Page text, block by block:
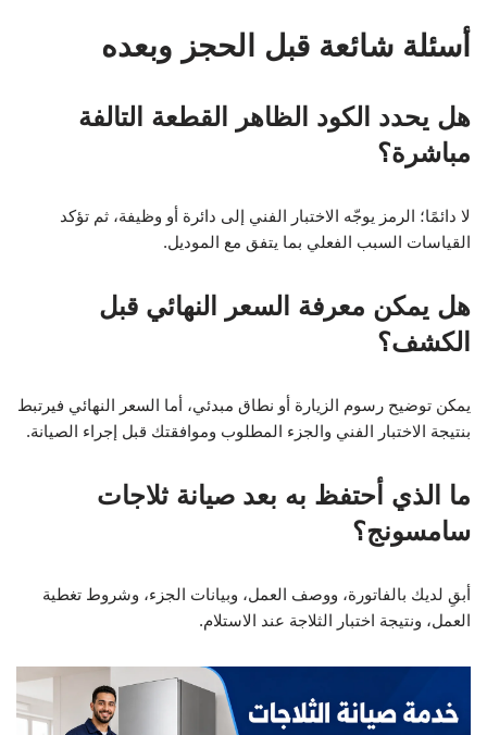
أسئلة شائعة قبل الحجز وبعده
هل يحدد الكود الظاهر القطعة التالفة
مباشرة؟
لا دائمًا؛ الرمز يوجّه الاختبار الفني إلى دائرة أو وظيفة، ثم تؤكد
القياسات السبب الفعلي بما يتفق مع الموديل.
هل يمكن معرفة السعر النهائي قبل
الكشف؟
يمكن توضيح رسوم الزيارة أو نطاق مبدئي، أما السعر النهائي فيرتبط
بنتيجة الاختبار الفني والجزء المطلوب وموافقتك قبل إجراء الصيانة.
ما الذي أحتفظ به بعد صيانة ثلاجات
سامسونج؟
أبقِ لديك بالفاتورة، ووصف العمل، وبيانات الجزء، وشروط تغطية
العمل، ونتيجة اختبار الثلاجة عند الاستلام.